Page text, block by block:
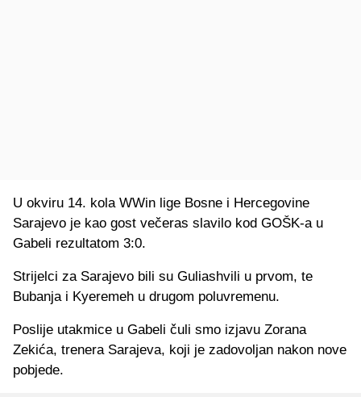
U okviru 14. kola WWin lige Bosne i Hercegovine
Sarajevo je kao gost večeras slavilo kod GOŠK-a u
Gabeli rezultatom 3:0.
Strijelci za Sarajevo bili su Guliashvili u prvom, te
Bubanja i Kyeremeh u drugom poluvremenu.
Poslije utakmice u Gabeli čuli smo izjavu Zorana
Zekića, trenera Sarajeva, koji je zadovoljan nakon nove
pobjede.